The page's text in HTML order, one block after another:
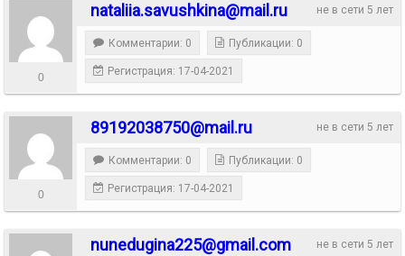
не в сети 5 лет
nataliia.savushkina@mail.ru
0
Комментарии: 0 Публикации: 0
Регистрация: 17-04-2021
не в сети 5 лет
89192038750@mail.ru
0
Комментарии: 0 Публикации: 0
Регистрация: 17-04-2021
не в сети 5 лет
nunedugina225@gmail.com